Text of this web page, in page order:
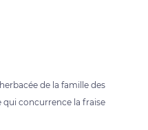
de la famille des
qui concurrence la fraise